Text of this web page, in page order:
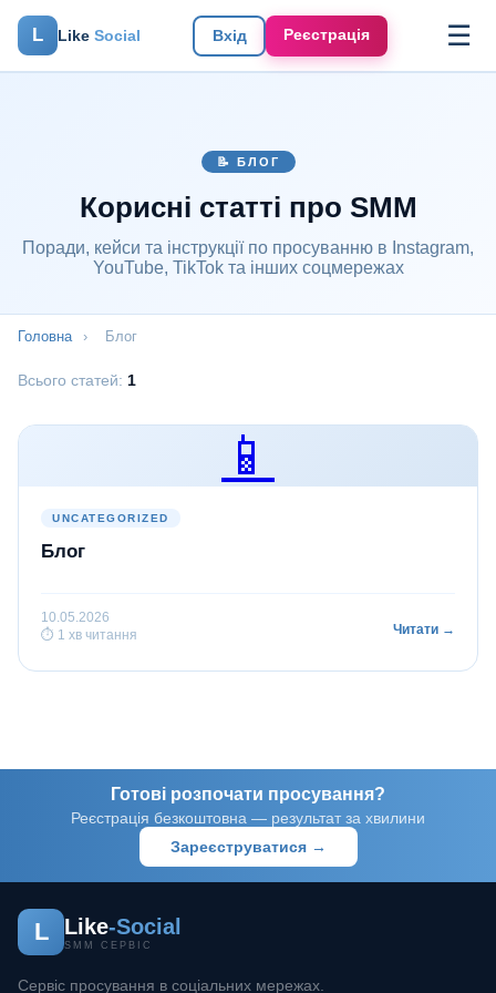
L Like Social Вхід Реєстрація ☰
📝 БЛОГ
Корисні статті про SMM
Поради, кейси та інструкції по просуванню в Instagram,
YouTube, TikTok та інших соцмережах
Головна › Блог
Всього статей: 1
📱
UNCATEGORIZED
Блог
10.05.2026
⏱ 1 хв читання
Читати →
Готові розпочати просування?
Реєстрація безкоштовна — результат за хвилини
Зареєструватися →
L Like-Social
SMM СЕРВІС
Сервіс просування в соціальних мережах.